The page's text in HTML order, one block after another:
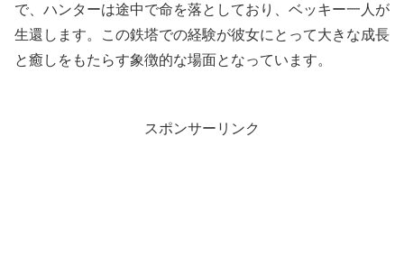
で、ハンターは途中で命を落としており、ベッキー一人が
生還します。この鉄塔での経験が彼女にとって大きな成長
と癒しをもたらす象徴的な場面となっています。
スポンサーリンク